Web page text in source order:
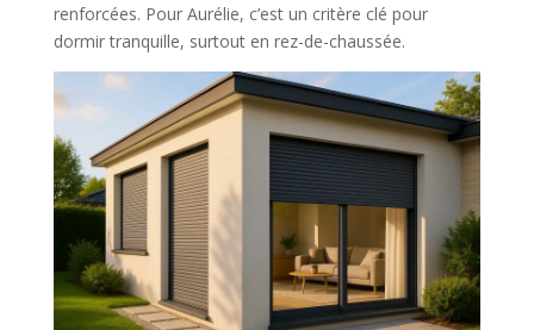
renforcées. Pour Aurélie, c’est un critère clé pour
dormir tranquille, surtout en rez-de-chaussée.